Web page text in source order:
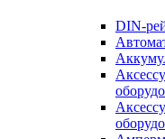
DIN-